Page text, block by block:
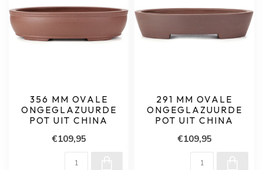
356 MM OVALE
ONGEGLAZUURDE
POT UIT CHINA
€109,95
291 MM OVALE
ONGEGLAZUURDE
POT UIT CHINA
€109,95